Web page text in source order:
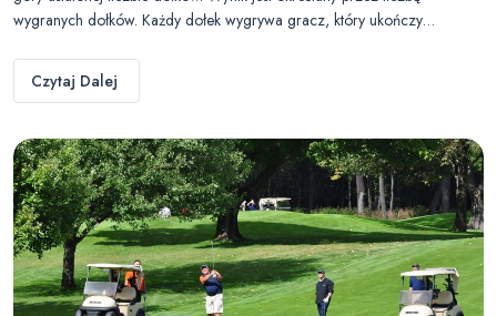
wygranych dołków. Każdy dołek wygrywa gracz, który ukończy…
Czytaj Dalej